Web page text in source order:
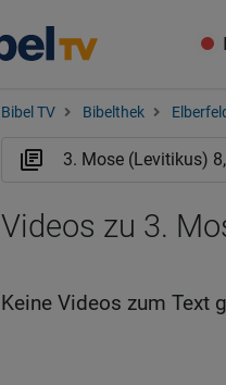
Bibel TV Bibelthek
Videos zu 3.
Keine Videos zum Text